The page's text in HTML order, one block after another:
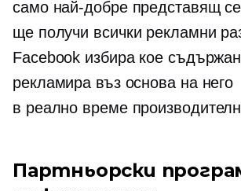
само най-добре представящ се
ще получи всички рекламни
Facebook избира кое
рекламира въз основа на него
в реално време
Партньорски